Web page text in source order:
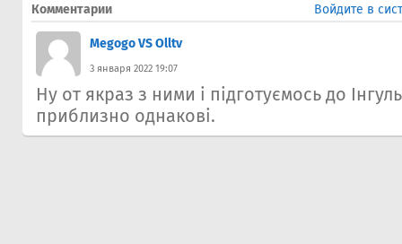
Комментарии Войдите в
Megogo VS Olltv
3 января 2022 19:07
Ну от якраз з ними і підготуємось до
приблизно однакові.